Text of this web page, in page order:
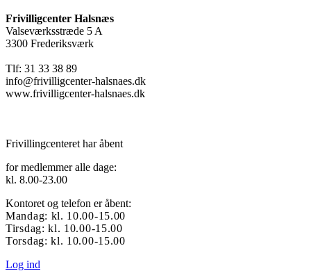
Frivilligcenter Halsnæs
Valseværksstræde 5 A
3300 Frederiksværk
Tlf: 31 33 38 89
info@frivilligcenter-halsnaes.dk
www.frivilligcenter-halsnaes.dk
Frivillingcenteret har åbent
for medlemmer alle dage:
kl. 8.00-23.00
Kontoret og telefon er åbent:
Mandag: kl. 10.00-15.00
Tirsdag: kl. 10.00-15.00
Torsdag: kl. 10.00-15.00
Log ind